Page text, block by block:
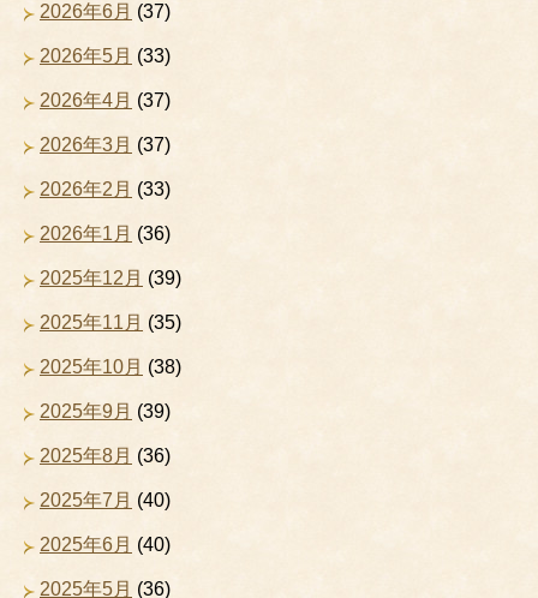
2026年6月 (37)
2026年5月 (33)
2026年4月 (37)
2026年3月 (37)
2026年2月 (33)
2026年1月 (36)
2025年12月 (39)
2025年11月 (35)
2025年10月 (38)
2025年9月 (39)
2025年8月 (36)
2025年7月 (40)
2025年6月 (40)
2025年5月 (36)